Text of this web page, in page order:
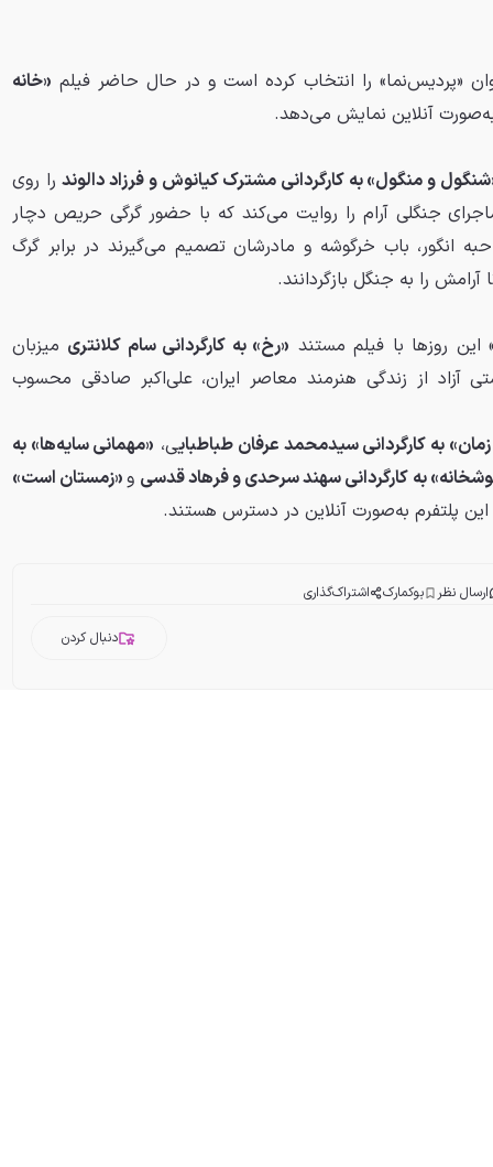
«پردیس‌نما» را انتخاب کرده است و در حال حاضر فیلم «خانه
آنلاین نمایش می‌دهد.
و منگول» به کارگردانی مشترک کیانوش و فرزاد دالوندرا روی
جنگلی آرام را روایت می‌کند که با حضور گرگی حریص دچار
انگور، باب خرگوشه و مادرشان تصمیم می‌گیرند در برابر گرگ
را به جنگل بازگردانند.
روزها با فیلم مستند «رخ» به کارگردانی سام کلانتری میزبان
آزاد از زندگی هنرمند معاصر ایران، علی‌اکبر صادقی محسوب
به کارگردانی سیدمحمد عرفان طباطبایی، «مهمانی سایه‌ها» به
به کارگردانی سهند سرحدی و فرهاد قدسی و«زمستان است»
این پلتفرم به‌صورت آنلاین در دسترس هستند.
ارسال نظر بوکمارک اشتراک‌گذاری
دنبال کردن